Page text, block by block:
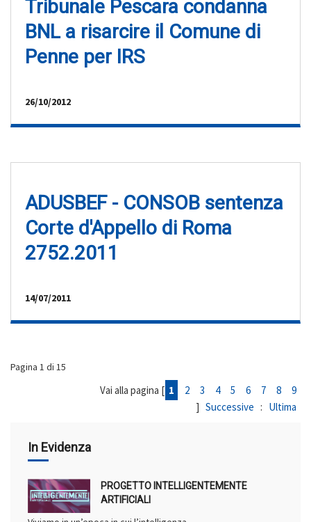
Tribunale Pescara condanna
BNL a risarcire il Comune di
Penne per IRS
26/10/2012
ADUSBEF - CONSOB sentenza
Corte d'Appello di Roma
2752.2011
14/07/2011
Pagina 1 di 15
Vai alla pagina [ 1 2 3 4 5 6 7 8
9
] Successive : Ultima
In Evidenza
PROGETTO INTELLIGENTEMENTE
ARTIFICIALI